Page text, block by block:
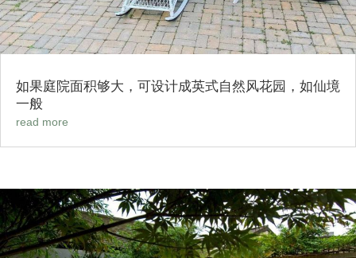
如果庭院面积够大，可设计成英式自然风花园，如仙境
一般
read more